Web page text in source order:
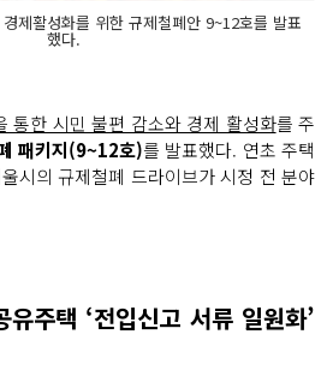
제활성화를 위한 규제철폐안 9~12호를 발표
했다.
통한 시민 불편 감소와 경제 활성화를 주
패키지(9~12호)를 발표했다. 연초 주택
시의 규제철폐 드라이브가 시정 전 분야
유주택 ‘전입신고 서류 일원화’